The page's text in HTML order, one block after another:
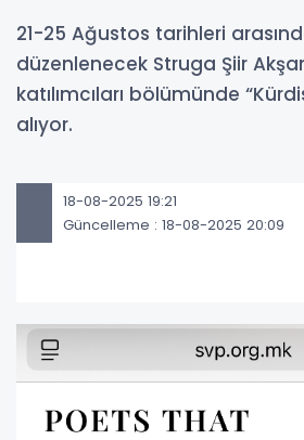
21-25 Ağustos tarihleri
düzenlenecek Struga Şiir
katılımcıları bölümünde
alıyor.
18-08-2025 19:21
Güncelleme : 18-08-2025 20:09